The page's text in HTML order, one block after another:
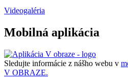
Videogaléria
Mobilná aplikácia
Sledujte informácie z nášho webu v
V OBRAZE.